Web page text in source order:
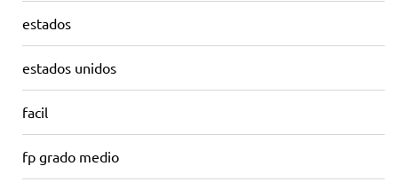
estados
estados unidos
facil
fp grado medio